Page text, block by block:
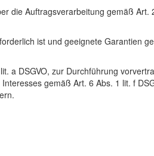
die Auftragsverarbeitung gemäß Art.
ist und geeignete Garantien
a DSGVO, zur Durchführung
gemäß Art. 6 Abs. 1 lit. f